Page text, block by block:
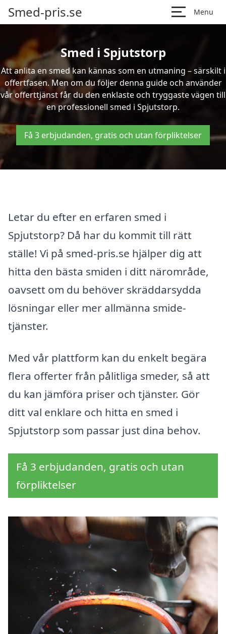
Smed-pris.se Menu
Smed i Spjutstorp
Att anlita en smed kan kännas som en utmaning – särskilt i
offertfasen. Men om du följer denna guide och använder
vår offerttjänst får du den enklaste och tryggaste vägen till
en professionell smed i Spjutstorp.
Få 3 erbjudanden, gratis och utan förpliktelser
Letar du efter en erfaren smed i
Spjutstorp? Då har du kommit till rätt
ställe! Vi på smed-pris.se hjälper dig att
hitta den bästa smiden i ditt närområde,
oavsett om du behöver skräddarsydda
lösningar eller mer allmänna smide-
tjänster.
Med vår plattform kan du enkelt begära
flera offerter från pålitliga smeder, så att
du kan jämföra priser och tjänster. Gör
ditt val enklare och hitta en smed i
Spjutstorp som passar just dina behov.
Få 3 erbjudanden, gratis och utan
förpliktelser